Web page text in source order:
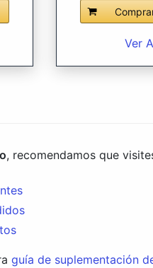
Ver
, recomendamos que
guía de suplementación